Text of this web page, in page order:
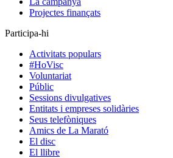
Projectes finançats
Participa-hi
Activitats populars
#HoVisc
Voluntariat
Públic
Sessions divulgatives
Entitats i empreses solidàries
Seus telefòniques
Amics de La Marató
El disc
El llibre